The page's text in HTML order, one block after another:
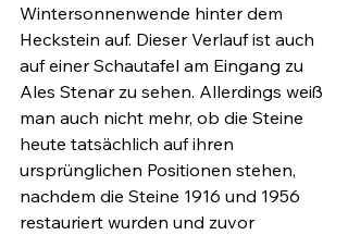
Wintersonnenwende hinter dem
Heckstein auf. Dieser Verlauf ist auch
auf einer Schautafel am Eingang zu
Ales Stenar zu sehen. Allerdings weiß
man auch nicht mehr, ob die Steine
heute tatsächlich auf ihren
ursprünglichen Positionen stehen,
nachdem die Steine 1916 und 1956
restauriert wurden und zuvor